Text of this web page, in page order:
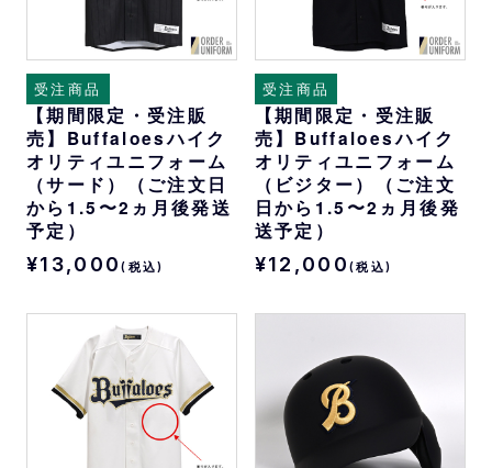
受注商品
【期間限定・受注販
売】Buffaloesハイク
オリティユニフォーム
（サード）（ご注文日
から1.5〜2ヵ月後発送
予定）
¥13,000(税込)
受注商品
【期間限定・受注販
売】Buffaloesハイク
オリティユニフォーム
（ビジター）（ご注文
日から1.5〜2ヵ月後発
送予定）
¥12,000(税込)